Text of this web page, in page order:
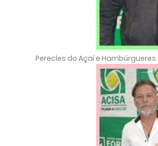
Perecles do Açaí e